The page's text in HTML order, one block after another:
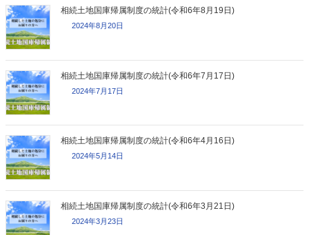
相続土地国庫帰属制度の統計(令和6年8月19日)
2024年8月20日
相続土地国庫帰属制度の統計(令和6年7月17日)
2024年7月17日
相続土地国庫帰属制度の統計(令和6年4月16日)
2024年5月14日
相続土地国庫帰属制度の統計(令和6年3月21日)
2024年3月23日